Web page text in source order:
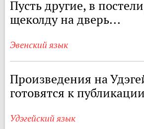
Пусть другие, в
щеколду на дверь...
Эвенский язык
Произведения на
готовятся к публикации
Удэгейский язык